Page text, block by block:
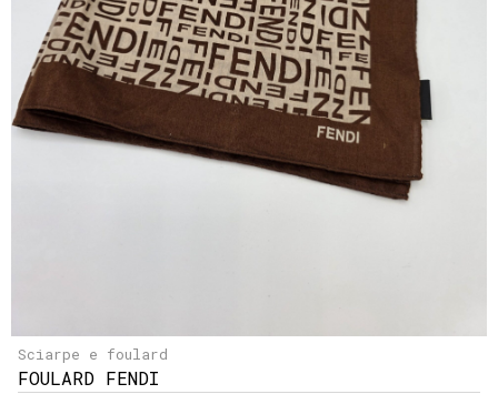
Sciarpe e foulard
FOULARD FENDI